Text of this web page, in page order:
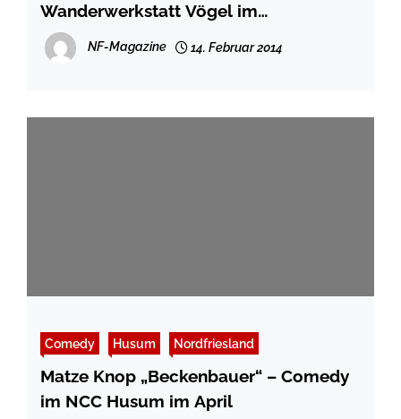
Wanderwerkstatt Vögel im
Nationalpark Wattenmeer
NF-Magazine 14. Februar 2014
Comedy Husum Nordfriesland
Matze Knop „Beckenbauer“ – Comedy
im NCC Husum im April